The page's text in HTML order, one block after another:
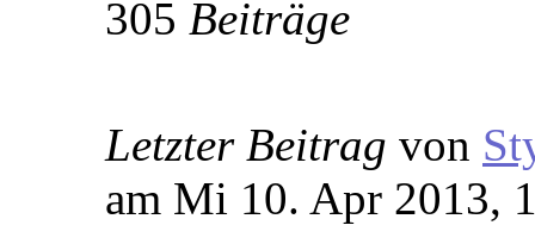
305 Beiträge
Letzter Beitrag von
am Mi 10. Apr 2013,